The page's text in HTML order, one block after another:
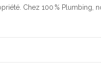
Chez 100 % Plumbing,